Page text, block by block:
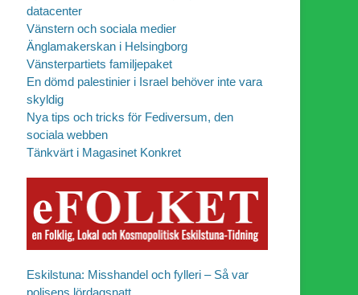
datacenter
Vänstern och sociala medier
Änglamakerskan i Helsingborg
Vänsterpartiets familjepaket
En dömd palestinier i Israel behöver inte vara
skyldig
Nya tips och tricks för Fediversum, den
sociala webben
Tänkvärt i Magasinet Konkret
Eskilstuna: Misshandel och fylleri – Så var
polisens lördagsnatt